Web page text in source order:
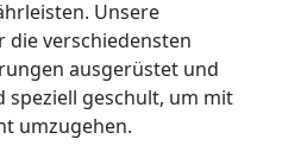
Unsere
die verschiedensten
ausgerüstet und
speziell geschult, um mit
umzugehen.